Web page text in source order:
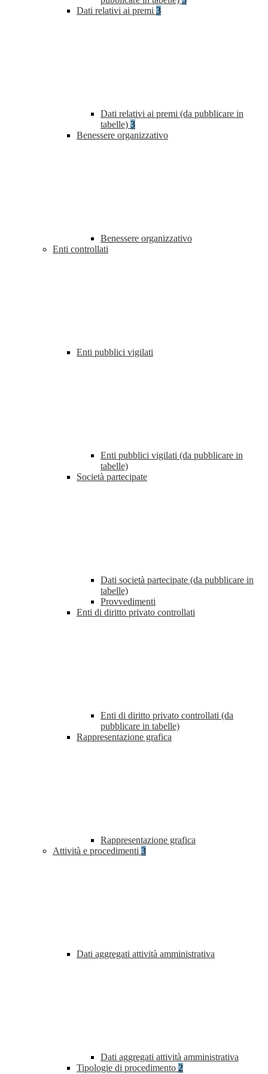
Dati relativi ai premi 3
Dati relativi ai premi (da pubblicare in
tabelle) 3
Benessere organizzativo
Benessere organizzativo
Enti controllati
Enti pubblici vigilati
Enti pubblici vigilati (da pubblicare in
tabelle)
Società partecipate
Dati società partecipate (da pubblicare in
tabelle)
Provvedimenti
Enti di diritto privato controllati
Enti di diritto privato controllati (da
pubblicare in tabelle)
Rappresentazione grafica
Rappresentazione grafica
Attività e procedimenti 3
Dati aggregati attività amministrativa
Dati aggregati attività amministrativa
Tipologie di procedimento 2